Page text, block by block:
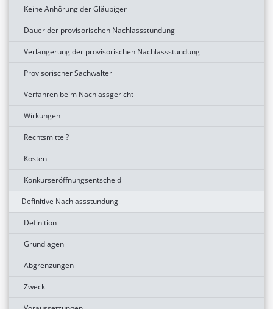
Keine Anhörung der Gläubiger
Dauer der provisorischen Nachlassstundung
Verlängerung der provisorischen Nachlassstundung
Provisorischer Sachwalter
Verfahren beim Nachlassgericht
Wirkungen
Rechtsmittel?
Kosten
Konkurseröffnungsentscheid
Definitive Nachlassstundung
Definition
Grundlagen
Abgrenzungen
Zweck